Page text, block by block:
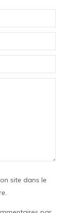
site dans le